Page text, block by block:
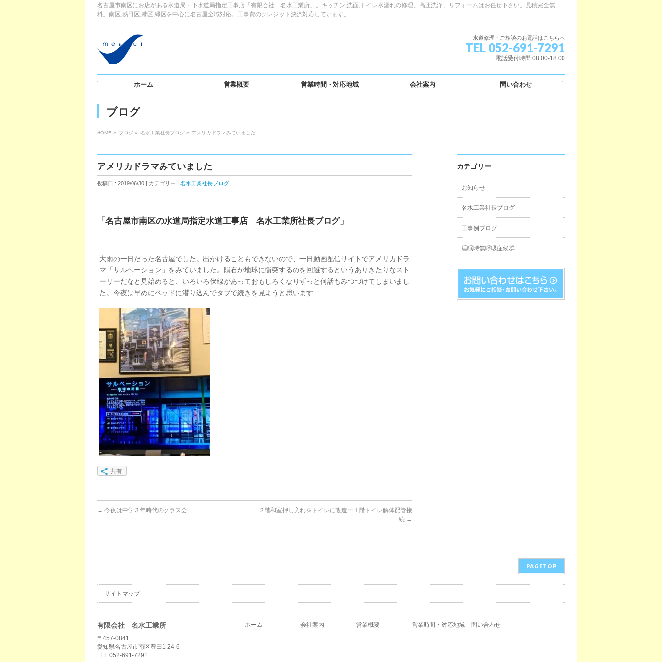
名古屋市南区にお店がある水道局・下水道局指定工事店「有限会社 名水工業所」。キッチン,洗面,トイレ水漏れの修理、高圧洗浄、リフォームはお任せ下さい。見積完全無
料。南区,熱田区,港区,緑区を中心に名古屋全域対応。工事費のクレジット決済対応しています。
水道修理・ご相談のお電話はこちらへ
TEL 052-691-7291
電話受付時間 08:00-18:00
ホーム 営業概要 営業時間・対応地域 会社案内 問い合わせ
ブログ
HOME » ブログ » 名水工業社長ブログ » アメリカドラマみていました
アメリカドラマみていました
投稿日 : 2019/06/30 | カテゴリー : 名水工業社長ブログ
「名古屋市南区の水道局指定水道工事店 名水工業所社長ブログ」
大雨の一日だった名古屋でした。出かけることもできないので、一日動画配信サイトでアメリカドラ
マ「サルベーション」をみていました。隕石が地球に衝突するのを回避するというありきたりなスト
ーリーだなと見始めると、いろいろ伏線があっておもしろくなりずっと何話もみつづけてしまいまし
た。今夜は早めにベッドに潜り込んでタブで続きを見ようと思います
共有
← 今夜は中学３年時代のクラス会
２階和室押し入れをトイレに改造ー１階トイレ解体配管接
続 →
カテゴリー
お知らせ
名水工業社長ブログ
工事例ブログ
睡眠時無呼吸症候群
PAGETOP
サイトマップ
有限会社 名水工業所
〒457-0841
愛知県名古屋市南区豊田1-24-6
TEL:052-691-7291
ホーム 会社案内 営業概要 営業時間・対応地域 問い合わせ